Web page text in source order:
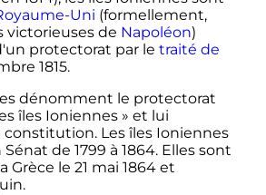
Uni (formellement,
victorieuses de Napoléon)
protectorat par le traité de
1815.
dénomment le protectorat
îles Ioniennes » et lui
Les îles Ioniennes
de 1799 à 1864. Elles sont
Grèce le 21 mai 1864et